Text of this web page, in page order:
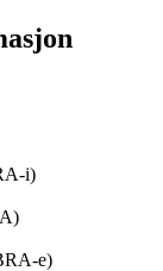
i)
e)